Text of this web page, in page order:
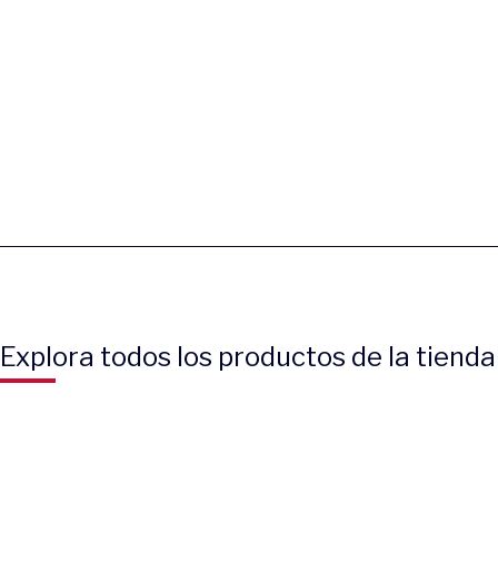
Explora todos los productos de la